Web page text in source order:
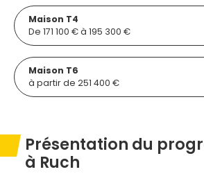
Maison T4
De 171 100 € à 195 300 €
Maison T6
à partir de 251 400 €
Présentation du
à Ruch